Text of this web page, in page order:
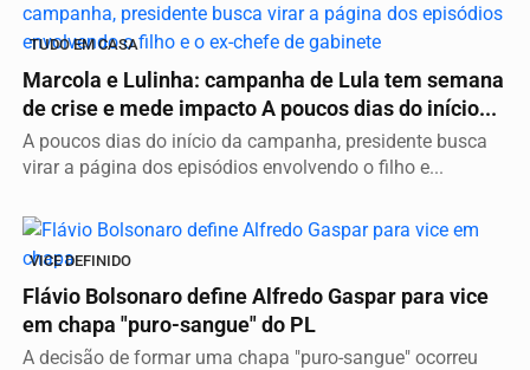
TUDO EM CASA
Marcola e Lulinha: campanha de Lula tem semana
de crise e mede impacto A poucos dias do início...
A poucos dias do início da campanha, presidente busca
virar a página dos episódios envolvendo o filho e...
VICE DEFINIDO
Flávio Bolsonaro define Alfredo Gaspar para vice
em chapa "puro-sangue" do PL
A decisão de formar uma chapa "puro-sangue" ocorreu